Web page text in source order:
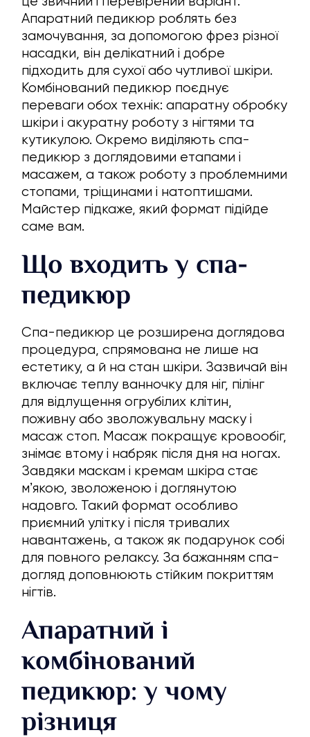
Апаратний педикюр роблять без
замочування, за допомогою фрез різної
насадки, він делікатний і добре
підходить для сухої або чутливої шкіри.
Комбінований педикюр поєднує
переваги обох технік: апаратну обробку
шкіри і акуратну роботу з нігтями та
кутикулою. Окремо виділяють спа-
педикюр з доглядовими етапами і
масажем, а також роботу з проблемними
стопами, тріщинами і натоптишами.
Майстер підкаже, який формат підійде
саме вам.
Що входить у спа-
педикюр
Спа-педикюр це розширена доглядова
процедура, спрямована не лише на
естетику, а й на стан шкіри. Зазвичай він
включає теплу ванночку для ніг, пілінг
для відлущення огрубілих клітин,
поживну або зволожувальну маску і
масаж стоп. Масаж покращує кровообіг,
знімає втому і набряк після дня на ногах.
Завдяки маскам і кремам шкіра стає
мʼякою, зволоженою і доглянутою
надовго. Такий формат особливо
приємний улітку і після тривалих
навантажень, а також як подарунок собі
для повного релаксу. За бажанням спа-
догляд доповнюють стійким покриттям
нігтів.
Апаратний і
комбінований
педикюр: у чому
різниця